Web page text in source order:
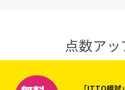
点数ア
「ITTO模試